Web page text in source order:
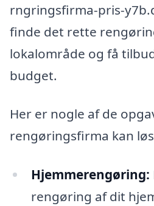
rngringsfirma-pris-
finde det rette
lokalområde og få
budget.
Her er nogle af de
rengøringsfirma kan
Hjemmerengøring:
rengøring af dit